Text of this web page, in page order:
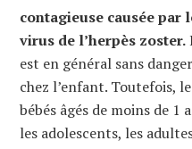
contagieuse causée par
virus de l’herpès zoster.
est en général sans danger
chez l’enfant. Toutefois,
bébés âgés de moins de 1
les adolescents, les